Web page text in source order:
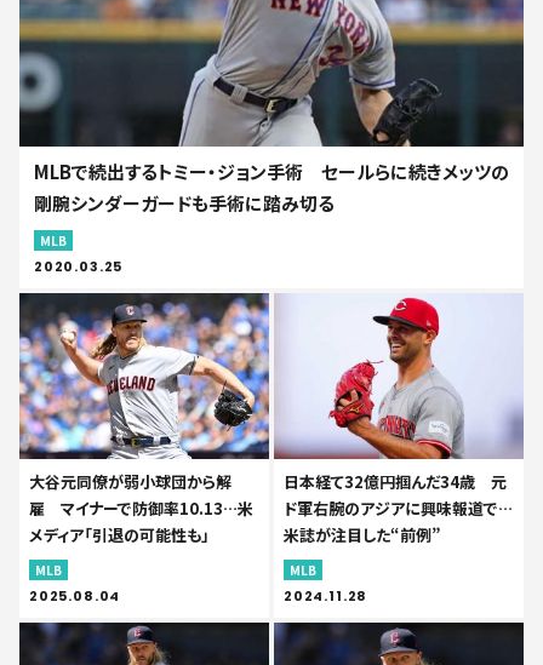
MLBで続出するトミー・ジョン手術 セールらに続きメッツの
剛腕シンダーガードも手術に踏み切る
MLB
2020.03.25
大谷元同僚が弱小球団から解
雇 マイナーで防御率10.13…米
メディア「引退の可能性も」
MLB
2025.08.04
日本経て32億円掴んだ34歳 元
ド軍右腕のアジアに興味報道で…
米誌が注目した“前例”
MLB
2024.11.28